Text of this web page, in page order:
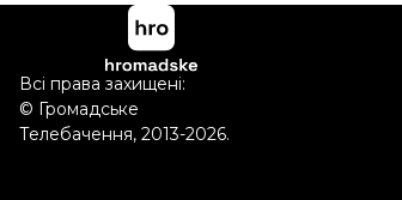
Всі права захищені:
© Громадське
Телебачення, 2013-2026.